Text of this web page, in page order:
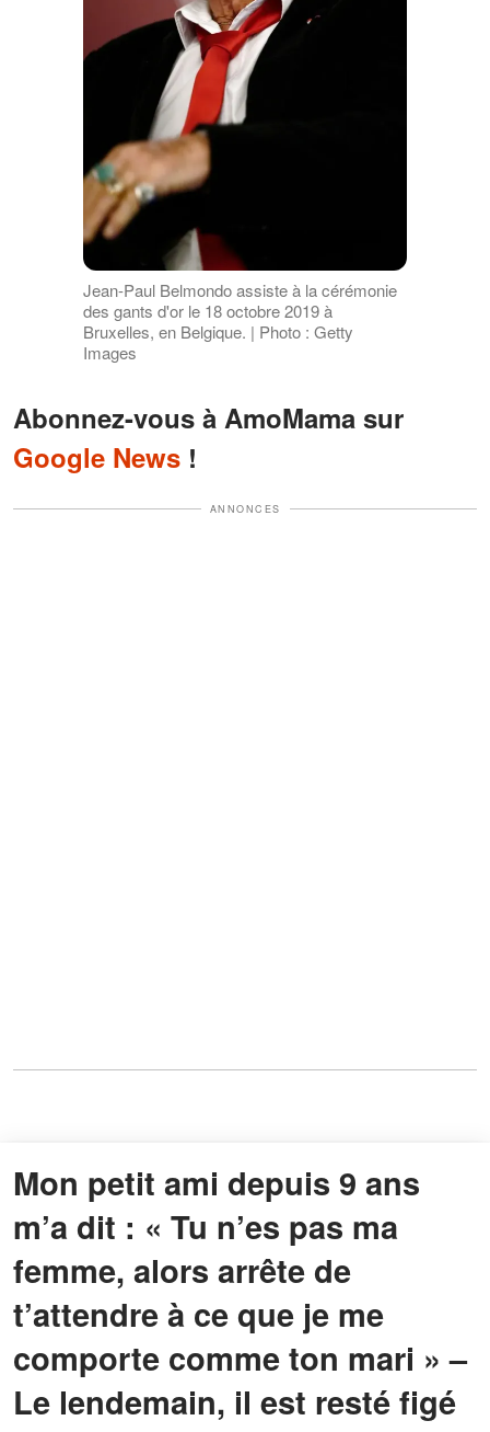
Jean-Paul Belmondo assiste à la cérémonie
des gants d'or le 18 octobre 2019 à
Bruxelles, en Belgique. | Photo : Getty
Images
Abonnez-vous à AmoMama sur
Google News !
ANNONCES
Mon petit ami depuis 9 ans
m’a dit : « Tu n’es pas ma
femme, alors arrête de
t’attendre à ce que je me
comporte comme ton mari » –
Le lendemain, il est resté figé